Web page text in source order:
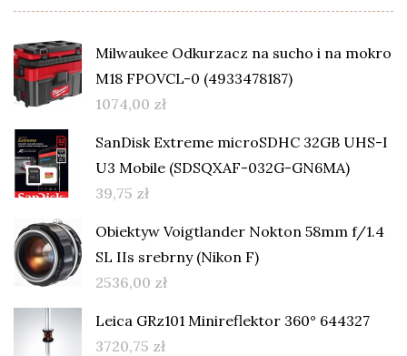
Milwaukee Odkurzacz na sucho i na mokro
M18 FPOVCL-0 (4933478187)
1074,00 zł
SanDisk Extreme microSDHC 32GB UHS-I
U3 Mobile (SDSQXAF-032G-GN6MA)
39,75 zł
Obiektyw Voigtlander Nokton 58mm f/1.4
SL IIs srebrny (Nikon F)
2536,00 zł
Leica GRz101 Minireflektor 360° 644327
3720,75 zł